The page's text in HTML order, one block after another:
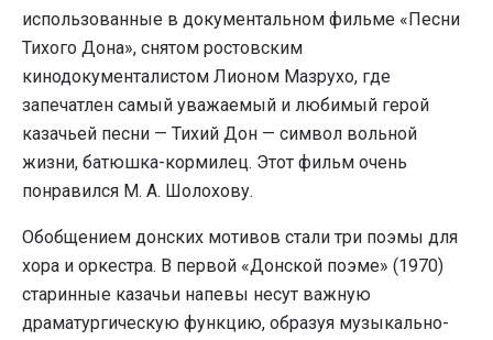
использованные в документальном фильме «Песни
Тихого Дона», снятом ростовским
кинодокументалистом Лионом Мазрухо, где
запечатлен самый уважаемый и любимый герой
казачьей песни — Тихий Дон — символ вольной
жизни, батюшка-кормилец. Этот фильм очень
понравился М. А. Шолохову.
Обобщением донских мотивов стали три поэмы для
хора и оркестра. В первой «Донской поэме» (1970)
старинные казачьи напевы несут важную
драматургическую функцию, образуя музыкально-